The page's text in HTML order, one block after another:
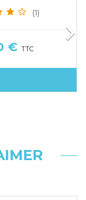
(1)
€TTC
